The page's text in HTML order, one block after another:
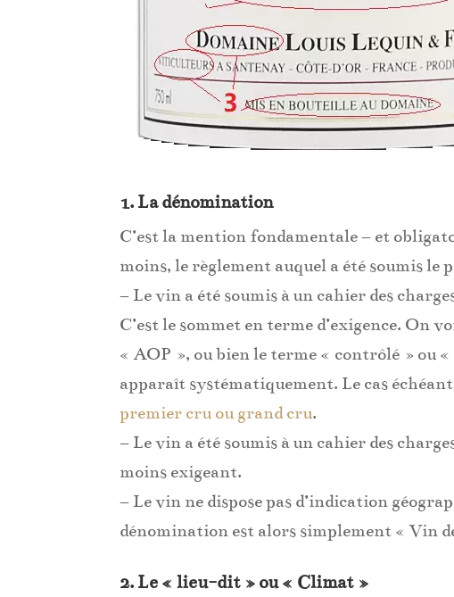
1. La dénomination
C’est la mention fondamentale – et
moins, le règlement auquel a été soumis le
– Le vin a été soumis à un cahier des
C’est le sommet en terme d’exigence. On
« AOP », ou bien le terme « contrôlé » ou
apparaît systématiquement. Le cas
premier cru ou grand cru.
– Le vin a été soumis à un cahier des
moins exigeant.
– Le vin ne dispose pas d’indication
dénomination est alors simplement « Vin
2. Le « lieu-dit » ou « Climat »